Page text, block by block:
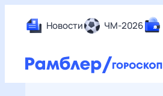
Новости ЧМ-2026